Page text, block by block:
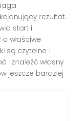
rezultat.
start i
właściwe
są czytelne i
i znaleźć własny
jeszcze bardziej